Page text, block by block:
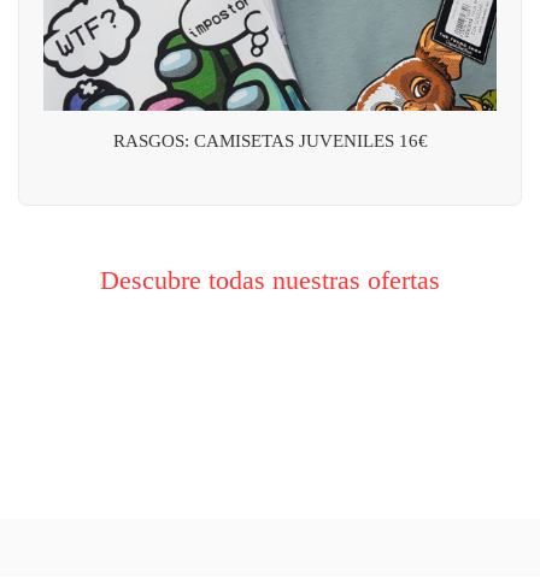
RASGOS: CAMISETAS JUVENILES 16€
Descubre todas nuestras ofertas